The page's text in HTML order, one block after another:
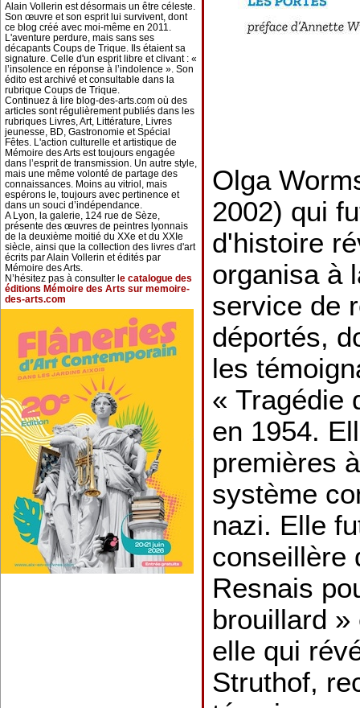
Alain Vollerin est désormais un être céleste.
Son œuvre et son esprit lui survivent, dont
ce blog créé avec moi-même en 2011.
L'aventure perdure, mais sans ses
décapants Coups de Trique. Ils étaient sa
signature. Celle d'un esprit libre et clivant : «
l’insolence en réponse à l’indolence ». Son
édito est archivé et consultable dans la
rubrique Coups de Trique.
Continuez à lire blog-des-arts.com où des
articles sont régulièrement publiés dans les
rubriques Livres, Art, Littérature, Livres
jeunesse, BD, Gastronomie et Spécial
Fêtes. L'action culturelle et artistique de
Mémoire des Arts est toujours engagée
dans l’esprit de transmission. Un autre style,
mais une même volonté de partage des
connaissances. Moins au vitriol, mais
espérons le, toujours avec pertinence et
dans un souci d’indépendance.
A Lyon, la galerie, 124 rue de Sèze,
présente des œuvres de peintres lyonnais
de la deuxième moitié du XXe et du XXIe
siècle, ainsi que la collection des livres d'art
écrits par Alain Vollerin et édités par
Mémoire des Arts.
N’hésitez pas à consulter l e catalogue des
éditions Mémoire des Arts sur memoire-
des-arts.com
Olga
2002) qui
d'histoire
organisa à
service de
déportés,
les
« Tragédie
en 1954.
premières
système
nazi. Elle
conseillère
Resnais
brouillard
elle qui
Struthof,